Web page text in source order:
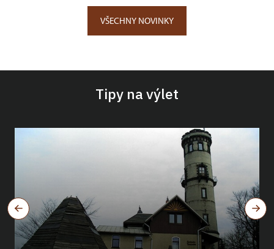
VŠECHNY NOVINKY
Tipy na výlet